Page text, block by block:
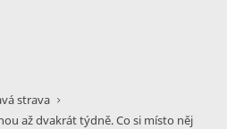
strava
až dvakrát týdně. Co si místo něj